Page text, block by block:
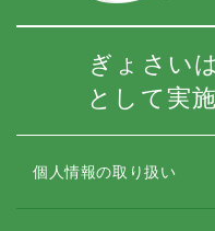
ぎょさい
として実
個人情報の取り扱い